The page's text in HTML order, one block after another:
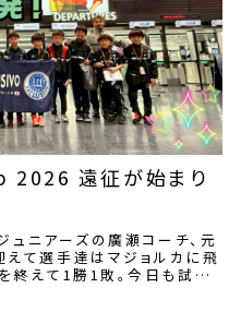
遠征が始まり
ニアーズの廣瀬コーチ、元
て選手達はマジョルカに飛
終えて1勝1敗。今日も試合